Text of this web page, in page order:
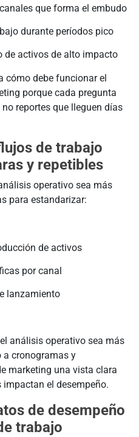
que forma el embudo
durante períodos pico
de activos de alto impacto
cómo debe funcionar el
porque cada pregunta
reportes que lleguen días
de trabajo
y repetibles
operativo sea más
para estandarizar:
de activos
por canal
lanzamiento
análisis operativo sea más
a cronogramas y
marketing una vista clara
el desempeño.
de desempeño
trabajo